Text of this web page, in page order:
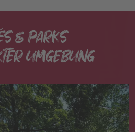
& PARKS
UMGEBUNG